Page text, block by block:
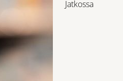
Jatkossa